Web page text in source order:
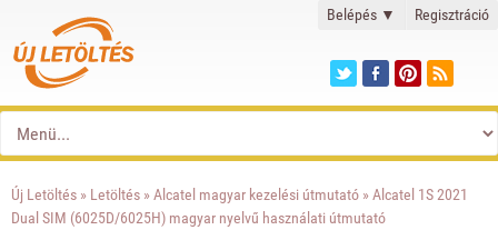
Belépés ▼ Regisztráció
Új Letöltés » Letöltés »Alcatel magyar kezelési útmutató » Alcatel 1S 2021
Dual SIM (6025D/6025H) magyar nyelvű használati útmutató